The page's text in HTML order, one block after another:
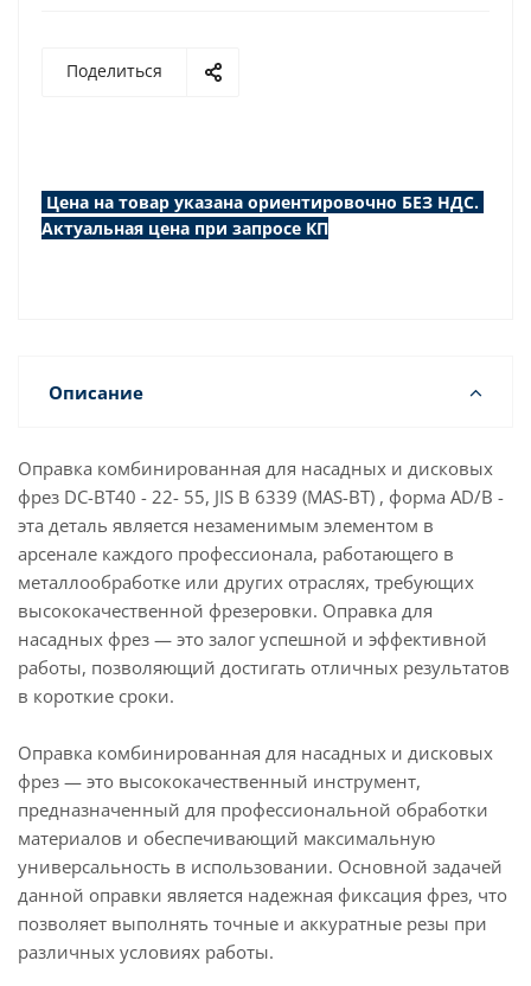
Поделиться
Цена на товар указана ориентировочно БЕЗ НДС.
Актуальная цена при запросе КП
Описание
Оправка комбинированная для насадных и дисковых
фрез DC-BT40 - 22- 55, JIS B 6339 (MAS-BT) , форма AD/B -
эта деталь является незаменимым элементом в
арсенале каждого профессионала, работающего в
металлообработке или других отраслях, требующих
высококачественной фрезеровки. Оправка для
насадных фрез — это залог успешной и эффективной
работы, позволяющий достигать отличных результатов
в короткие сроки.
Оправка комбинированная для насадных и дисковых
фрез — это высококачественный инструмент,
предназначенный для профессиональной обработки
материалов и обеспечивающий максимальную
универсальность в использовании. Основной задачей
данной оправки является надежная фиксация фрез, что
позволяет выполнять точные и аккуратные резы при
различных условиях работы.